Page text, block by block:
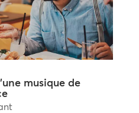
musique de